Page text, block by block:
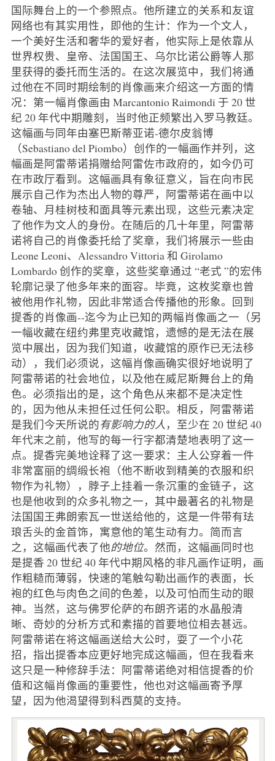
国际舞台上的一个参照点。他所建立的关系和友谊
网络也有其实用性，即他的生计：作为一个文人，
一个美好生活和奢华的爱好者，他实际上是依靠从
世界权贵、皇帝、法国国王、乌尔比诺公爵等人那
里获得的委托而生活的。在这次展览中，我们将通
过他在不同时期绘制的肖像画来介绍这一方面的情
况：第一幅肖像画由 Marcantonio Raimondi 于 20 世
纪 20 年代中期雕刻，当时他正频繁出入罗马教廷。
这幅画与同年由塞巴斯蒂亚诺-德尔皮翁博
（Sebastiano del Piombo）创作的一幅画作并列，这
幅画是阿雷蒂诺捐赠给阿雷佐市政府的，如今仍可
在市政厅看到。这幅画具有象征意义，旨在向市民
展示自己作为杰出人物的尊严，阿雷蒂诺在画中以
卷轴、月桂树枝和面具等元素出现，这些元素决定
了他作为文人的身份。在随后的几十年里，阿雷蒂
诺将自己的肖像委托给了奖章，我们将展示一些由
Leone Leoni、Alessandro Vittoria 和 Girolamo
Lombardo 创作的奖章，这些奖章通过 “老式 ”的宏伟
轮廓记录了他多年来的面容。毕竟，这枚奖章也曾
被他用作礼物，因此非常适合传播他的形象。回到
提香的肖像画--迄今为止已知的两幅肖像画之一（另
一幅收藏在纽约弗里克收藏馆，遗憾的是无法在展
览中展出，因为我们知道，收藏馆的原作已无法移
动），我们必须说，这幅肖像画确实很好地说明了
阿雷蒂诺的社会地位，以及他在威尼斯舞台上的角
色。必须指出的是，这个角色从来都不是决定性
的，因为他从未担任过任何公职。相反，阿雷蒂诺
是我们今天所说的有影响力的人 ，至少在 20 世纪 40
年代末之前，他写的每一行字都清楚地表明了这一
点。提香完美地诠释了这一要求：主人公穿着一件
非常富丽的绸缎长袍（他不断收到精美的衣服和织
物作为礼物），脖子上挂着一条沉重的金链子，这
也是他收到的众多礼物之一，其中最著名的礼物是
法国国王弗朗索瓦一世送给他的，这是一件带有珐
琅舌头的金首饰，寓意他的笔生动有力。简而言
之，这幅画代表了他的地位。然而，这幅画同时也
是提香 20 世纪 40 年代中期风格的非凡画作证明，画
作粗糙而薄弱，快速的笔触勾勒出画作的表面，长
袍的红色与肉色之间的色差，以及可怕而生动的眼
神。当然，这与佛罗伦萨的布朗齐诺的水晶般清
晰、奇妙的分析方式和素描的首要地位相去甚远。
阿雷蒂诺在将这幅画送给大公时，耍了一个小花
招，指出提香本应更好地完成这幅画，但在我看来
这只是一种修辞手法：阿雷蒂诺绝对相信提香的价
值和这幅肖像画的重要性，他也对这幅画寄予厚
望，因为他渴望得到科西莫的支持。